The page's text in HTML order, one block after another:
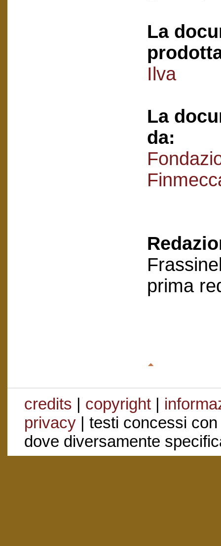
La
Ilva
La
da:
prima
credits | copyright|
privacy| testi concessi
dove diversamente